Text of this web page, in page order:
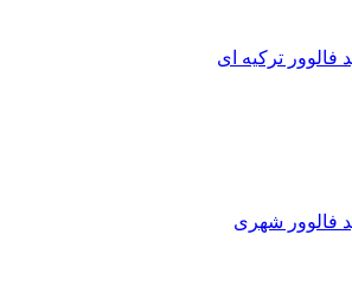
فالوور ترکیه ای
فالوور شهری